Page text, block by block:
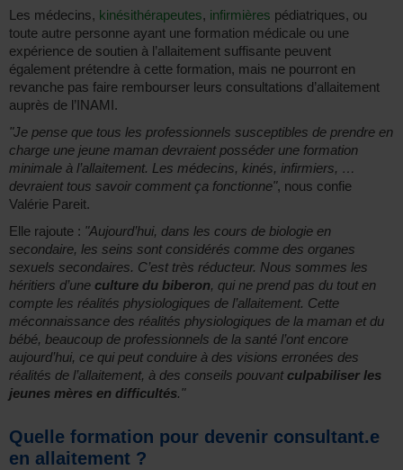
Les médecins, kinésithérapeutes, infirmières pédiatriques, ou
toute autre personne ayant une formation médicale ou une
expérience de soutien à l’allaitement suffisante peuvent
également prétendre à cette formation, mais ne pourront en
revanche pas faire rembourser leurs consultations d’allaitement
auprès de l’INAMI.
"Je pense que tous les professionnels susceptibles de prendre en
charge une jeune maman devraient posséder une formation
minimale à l’allaitement. Les médecins, kinés, infirmiers, …
devraient tous savoir comment ça fonctionne", nous confie
Valérie Pareit.
Elle rajoute : "Aujourd’hui, dans les cours de biologie en
secondaire, les seins sont considérés comme des organes
sexuels secondaires. C’est très réducteur. Nous sommes les
héritiers d’une culture du biberon, qui ne prend pas du tout en
compte les réalités physiologiques de l’allaitement. Cette
méconnaissance des réalités physiologiques de la maman et du
bébé, beaucoup de professionnels de la santé l’ont encore
aujourd’hui, ce qui peut conduire à des visions erronées des
réalités de l’allaitement, à des conseils pouvantculpabiliser les
jeunes mères en difficultés."
Quelle formation pour devenir consultant.e
en allaitement ?